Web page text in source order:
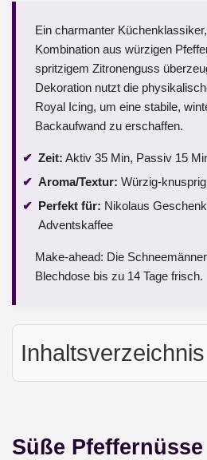
Ein charmanter
Kombination aus würzigen
spritzigem Zitronenguss
Dekoration nutzt die
Royal Icing, um eine stabile,
Backaufwand zu erschaffen.
Zeit: Aktiv 35 Min, Passiv 15
Aroma/Textur: Würzig-
Perfekt für: Nikolaus
Adventskaffee
Make-ahead: Die
Blechdose bis zu 14 Tage frisch.
Inhaltsverzeichnis
Süße Pfeffernüsse